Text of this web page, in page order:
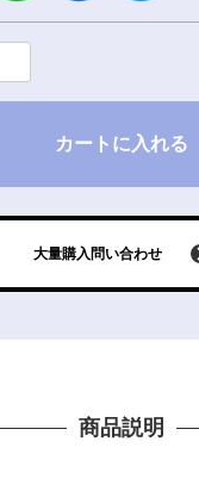
カートに入れる
大量購入問い合わせ
商品説明